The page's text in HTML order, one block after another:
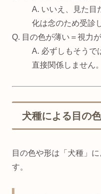
A. いいえ、見た目
化は念のため受診
Q. 目の色が薄い＝視力
A. 必ずしもそうで
直接関係しません。
犬種による目の
目の色や形は「犬種」
す。